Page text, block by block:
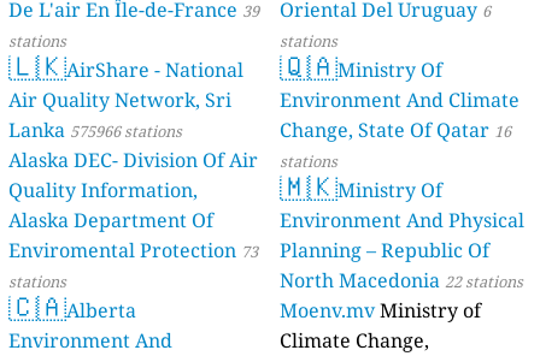
De L'air En Île-de-France 39
stations
🇱🇰AirShare - National
Air Quality Network, Sri
Lanka 575966 stations
Alaska DEC- Division Of Air
Quality Information,
Alaska Department Of
Enviromental Protection 73
stations
🇨🇦Alberta
Environment And
Oriental Del Uruguay 6
stations
🇶🇦Ministry Of
Environment And Climate
Change, State Of Qatar 16
stations
🇲🇰Ministry Of
Environment And Physical
Planning – Republic Of
North Macedonia 22 stations
Moenv.mvMinistry of
Climate Change,